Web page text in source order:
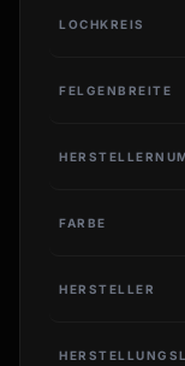
LOCHKREIS
FELGENBREITE
FARBE
HERSTELLER